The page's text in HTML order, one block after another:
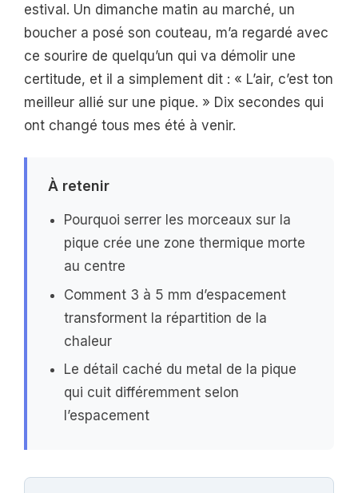
estival. Un dimanche matin au marché, un
boucher a posé son couteau, m’a regardé avec
ce sourire de quelqu’un qui va démolir une
certitude, et il a simplement dit : « L’air, c’est ton
meilleur allié sur une pique. » Dix secondes qui
ont changé tous mes été à venir.
À retenir
Pourquoi serrer les morceaux sur la
pique crée une zone thermique morte
au centre
Comment 3 à 5 mm d’espacement
transforment la répartition de la
chaleur
Le détail caché du metal de la pique
qui cuit différemment selon
l’espacement